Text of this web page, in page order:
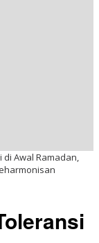
Awal Ramadan,